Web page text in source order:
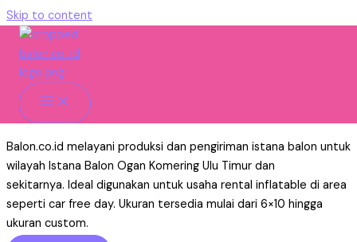
Skip to content
Istana Balon Ogan Komering
Ulu Timur Untuk Usaha Rental
Home »Istana Balon
Komering Ulu Timur
Balon.co.id melayani produksi dan pengiriman istana balon untuk
wilayah Istana Balon Ogan Komering Ulu Timur dan
sekitarnya. Ideal digunakan untuk usaha rental inflatable di area
seperti car free day. Ukuran tersedia mulai dari 6×10 hingga
ukuran custom.